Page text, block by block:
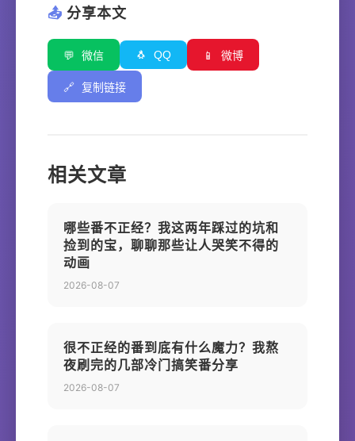
📤 分享本文
💬 微信 🐧 QQ 📱 微博
🔗 复制链接
相关文章
哪些番不正经？我这两年踩过的坑和
捡到的宝，聊聊那些让人哭笑不得的
动画
2026-08-07
很不正经的番到底有什么魔力？我熬
夜刷完的几部冷门搞笑番分享
2026-08-07